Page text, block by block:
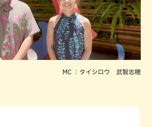
MC ：タイシロウ 武智志穂